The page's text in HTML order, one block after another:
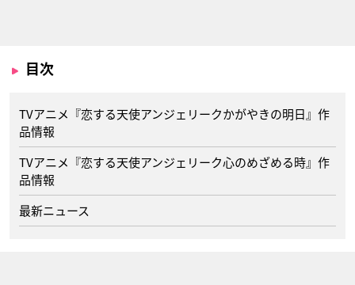
目次
TVアニメ『恋する天使アンジェリークかがやきの明日』作
品情報
TVアニメ『恋する天使アンジェリーク心のめざめる時』作
品情報
最新ニュース